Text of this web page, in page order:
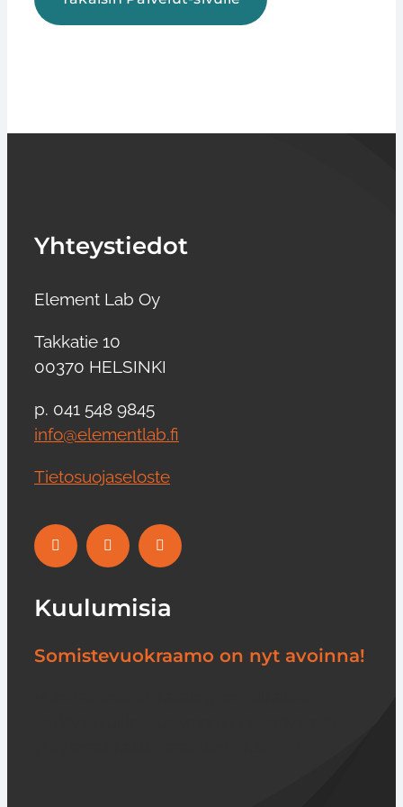
Yhteystiedot
Element Lab Oy
Takkatie 10
00370 HELSINKI
p. 041 548 9845
info@elementlab.fi
Tietosuojaseloste
Kuulumisia
Somistevuokraamo on nyt avoinna!